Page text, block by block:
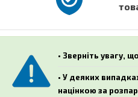
• Зверніть увагу,
• У деяких
націнкою за